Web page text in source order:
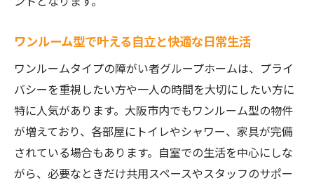
ワンルーム型で叶える自立と快適な日常生活
ワンルームタイプの障がい者グループホームは、プライ
バシーを重視したい方や一人の時間を大切にしたい方に
特に人気があります。大阪市内でもワンルーム型の物件
が増えており、各部屋にトイレやシャワー、家具が完備
されている場合もあります。自室での生活を中心にしな
がら、必要なときだけ共用スペースやスタッフのサポー